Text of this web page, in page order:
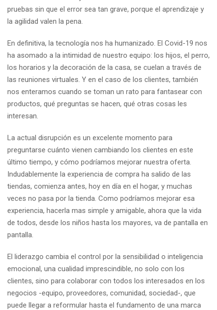
pruebas sin que el error sea tan grave, porque el aprendizaje y
la agilidad valen la pena.
En definitiva, la tecnología nos ha humanizado. El Covid-19 nos
ha asomado a la intimidad de nuestro equipo: los hijos, el perro,
los horarios y la decoración de la casa, se cuelan a través de
las reuniones virtuales. Y en el caso de los clientes, también
nos enteramos cuando se toman un rato para fantasear con
productos, qué preguntas se hacen, qué otras cosas les
interesan.
La actual disrupción es un excelente momento para
preguntarse cuánto vienen cambiando los clientes en este
último tiempo, y cómo podríamos mejorar nuestra oferta.
Indudablemente la experiencia de compra ha salido de las
tiendas, comienza antes, hoy en día en el hogar, y muchas
veces no pasa por la tienda. Como podríamos mejorar esa
experiencia, hacerla mas simple y amigable, ahora que la vida
de todos, desde los niños hasta los mayores, va de pantalla en
pantalla.
El liderazgo cambia el control por la sensibilidad o inteligencia
emocional, una cualidad imprescindible, no solo con los
clientes, sino para colaborar con todos los interesados en los
negocios -equipo, proveedores, comunidad, sociedad-, que
puede llegar a reformular hasta el fundamento de una marca